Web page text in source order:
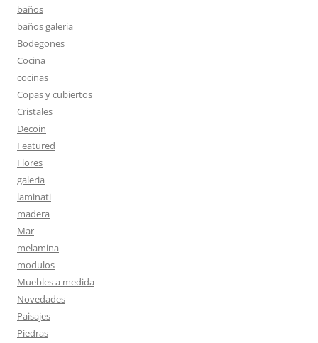
baños
baños galeria
Bodegones
Cocina
cocinas
Copas y cubiertos
Cristales
Decoin
Featured
Flores
galeria
laminati
madera
Mar
melamina
modulos
Muebles a medida
Novedades
Paisajes
Piedras